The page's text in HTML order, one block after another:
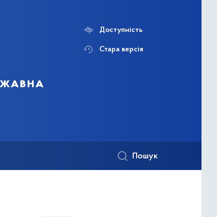
Доступність
Стара версія
Пошук